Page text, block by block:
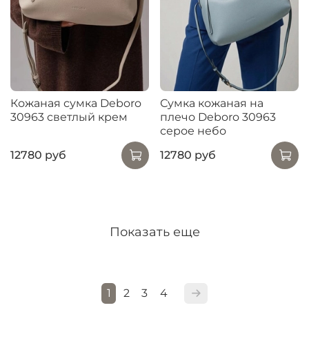
Кожаная сумка Deboro
30963 светлый крем
12780 руб
Сумка кожаная на
плечо Deboro 30963
серое небо
12780 руб
Показать еще
1 2 3 4